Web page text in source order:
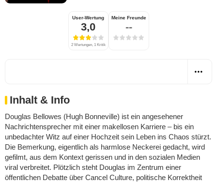
User-Wertung
3,0
2 Wertungen, 1 Kritik
Meine Freunde
--
Inhalt & Info
Douglas Bellowes (Hugh Bonneville) ist ein angesehener
Nachrichtensprecher mit einer makellosen Karriere – bis ein
unbedachter Witz auf einer Hochzeit sein Leben ins Chaos stürzt.
Die Bemerkung, eigentlich als harmlose Neckerei gedacht, wird
gefilmt, aus dem Kontext gerissen und in den sozialen Medien
viral verbreitet. Plötzlich steht Douglas im Zentrum einer
öffentlichen Debatte über Cancel Culture, politische Korrektheit